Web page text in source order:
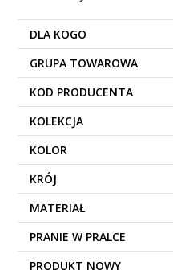
DLA KOGO
GRUPA TOWAROWA
KOD PRODUCENTA
KOLEKCJA
KOLOR
KRÓJ
MATERIAŁ
PRANIE W PRALCE
PRODUKT NOWY